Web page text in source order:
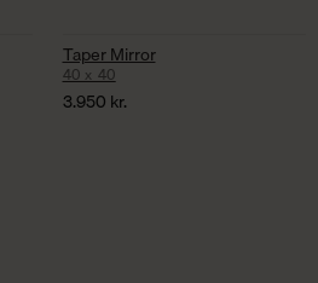
Taper Mirror
40 x 40
3.950 kr.